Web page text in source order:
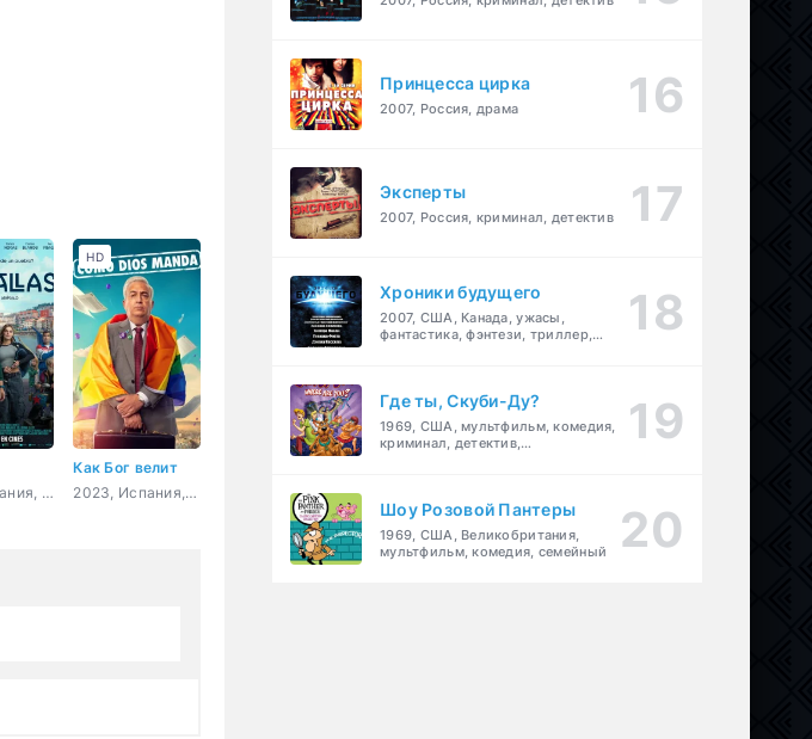
2025, Испания, драма, комедия
Как Бог велит
2023, Испания, комедия
HD
Принцесса цирка
2007, Россия, драма
Эксперты
2007, Россия, криминал, детектив
Хроники будущего
2007, США, Канада, ужасы,
фантастика, фэнтези, триллер,
Где ты, Скуби-Ду?
1969, США, мультфильм, комедия,
криминал, детектив,
Шоу Розовой Пантеры
1969, США, Великобритания,
мультфильм, комедия, семейный